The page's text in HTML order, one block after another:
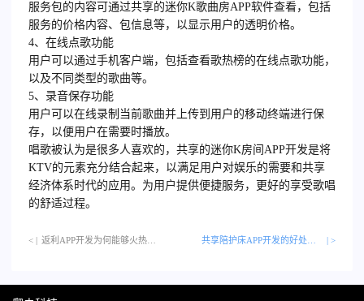
服务包的内容可通过共享的迷你K歌曲房APP软件查看，包括
服务的价格内容、包信息等，以显示用户的透明价格。
4、在线点歌功能
用户可以通过手机客户端，包括查看歌热榜的在线点歌功能，
以及不同类型的歌曲等。
5、录音保存功能
用户可以在线录制当前歌曲并上传到用户的移动终端进行保
存，以便用户在需要时播放。
唱歌被认为是很多人喜欢的，共享的迷你K房间 APP开发是将
KTV的元素充分结合起来，以满足用户对娱乐的需要和共享
经济体系时代的应用。为用户提供便捷服务，更好的享受歌唱
的舒适过程。
< | | >